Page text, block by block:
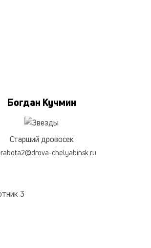
Богдан Кучмин
Старший дровосек
rabota2@drova-chelyabinsk.ru